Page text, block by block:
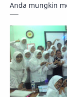
Anda mungkin